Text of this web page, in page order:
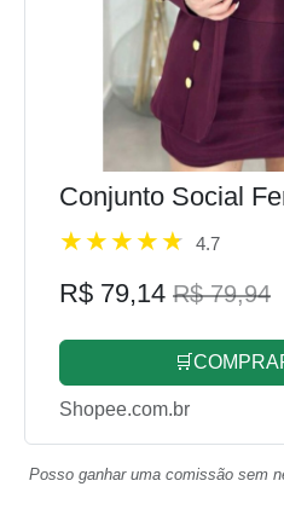
Conjunto Social
4.7
R$ 79,14 R$ 79,94
Shopee.com.br
Posso ganhar uma comissão sem